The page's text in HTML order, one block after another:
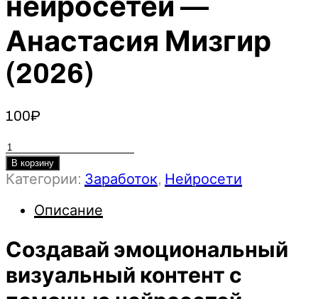
нейросетей —
Анастасия Мизгир
(2026)
100₽
Количество
товара
Создавай
визуальный
с
помощью
нейросетей
В корзину
Категории: Заработок, Нейросети
Описание
Создавай эмоциональный
визуальный контент с